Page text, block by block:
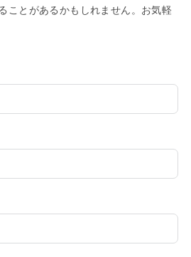
ことがあるかもしれません。お気軽